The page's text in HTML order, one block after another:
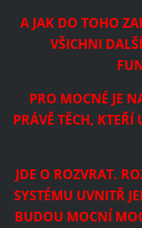
A JAK DO TOHO
VŠICHNI
PRO MOCNÉ JE
PRÁVĚ TĚCH,
JDE O ROZVRAT.
SYSTÉMU UVNITŘ
BUDOU MOCNÍ